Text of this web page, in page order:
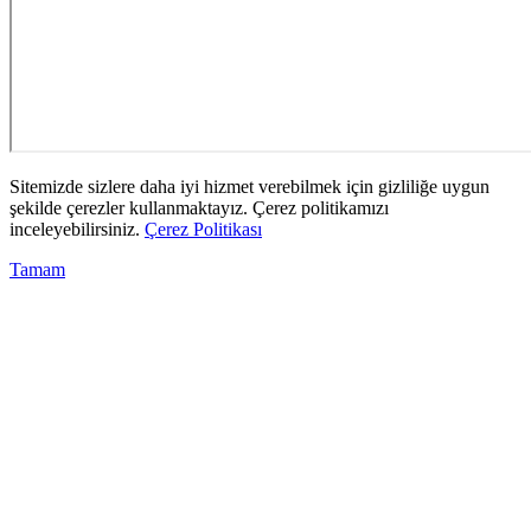
Sitemizde sizlere daha iyi hizmet verebilmek için gizliliğe uygun
şekilde çerezler kullanmaktayız. Çerez politikamızı
inceleyebilirsiniz. Çerez Politikası
Tamam